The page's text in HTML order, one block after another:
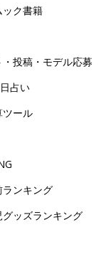
ク書籍
投稿・モデル応募
占い
ツール
ンキング
ッズランキング